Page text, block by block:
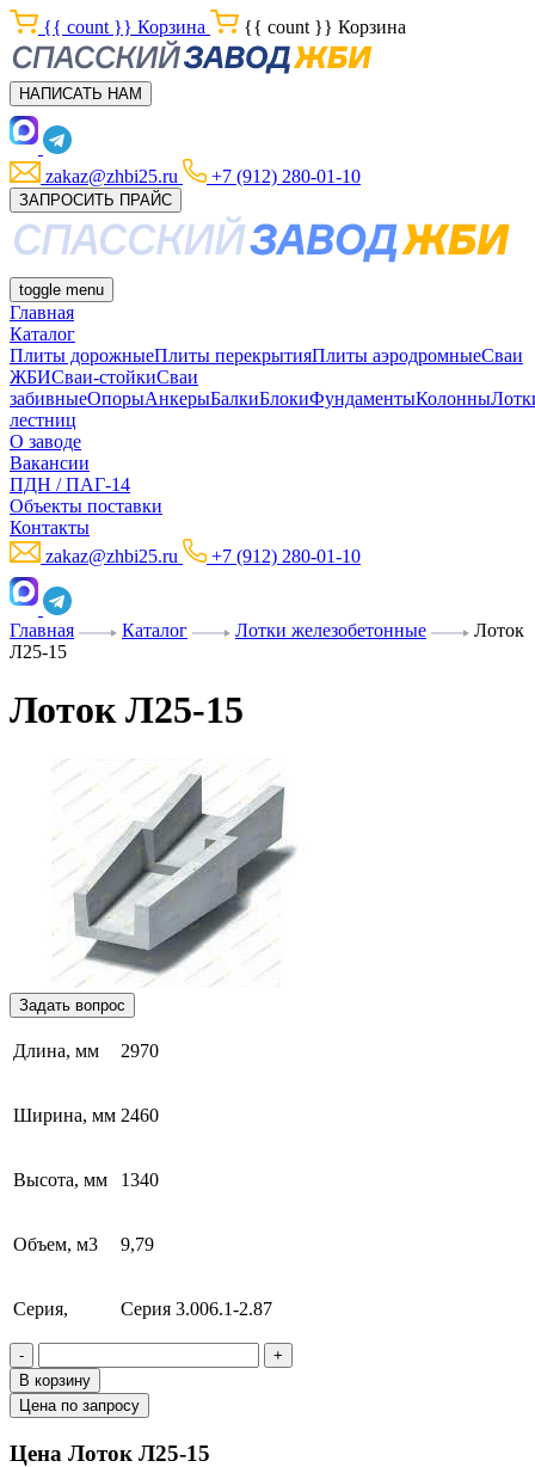
{{ count }} Корзина {{ count }} Корзина
НАПИСАТЬ НАМ
zakaz@zhbi25.ru +7 (912) 280-01-10
ЗАПРОСИТЬ ПРАЙС
toggle menu
Главная
Каталог
Плиты дорожныеПлиты перекрытияПлиты аэродромныеСваи
ЖБИСваи-стойкиСваи
забивныеОпорыАнкерыБалкиБлокиФундаментыКолонны
лестниц
О заводе
Вакансии
ПДН / ПАГ-14
Объекты поставки
Контакты
zakaz@zhbi25.ru
+7 (912) 280-01-10
Главная Каталог Лотки железобетонные
Лоток
Л25-15
Лоток Л25-15
Задать вопрос
Длина, мм 2970
Ширина, мм 2460
Высота, мм 1340
Объем, м3 9,79
Серия, Серия 3.006.1-2.87
-
+
В корзину
Цена по запросу
Цена Лоток Л25-15